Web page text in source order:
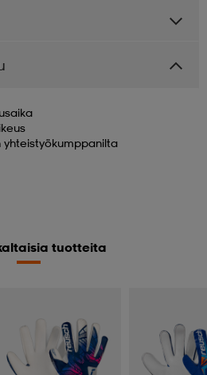
tuotteita